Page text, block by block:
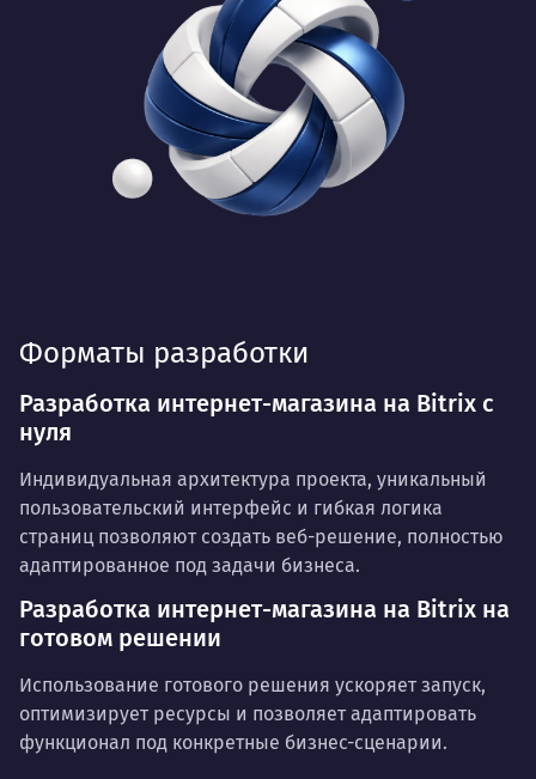
Форматы разработки
Разработка интернет-магазина на Bitrix с
нуля
Индивидуальная архитектура проекта, уникальный
пользовательский интерфейс и гибкая логика
страниц позволяют создать веб-решение, полностью
адаптированное под задачи бизнеса.
Разработка интернет-магазина на Bitrix на
готовом решении
Использование готового решения ускоряет запуск,
оптимизирует ресурсы и позволяет адаптировать
функционал под конкретные бизнес-сценарии.